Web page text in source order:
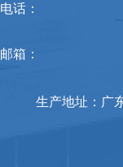
电话：
邮箱：
生产地址：广